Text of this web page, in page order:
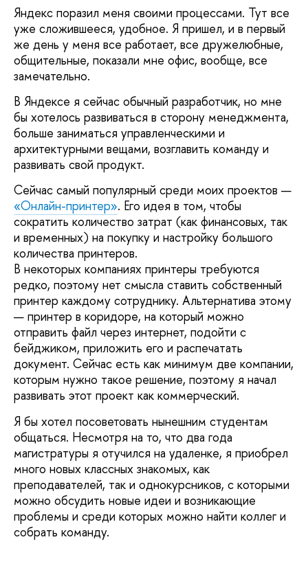
Яндекс поразил меня своими процессами. Тут все
уже сложившееся, удобное. Я пришел, и в первый
же день у меня все работает, все дружелюбные,
общительные, показали мне офис, вообще, все
замечательно.
В Яндексе я сейчас обычный разработчик, но мне
бы хотелось развиваться в сторону менеджмента,
больше заниматься управленческими и
архитектурными вещами, возглавить команду и
развивать свой продукт.
Сейчас самый популярный среди моих проектов —
«Онлайн-принтер». Его идея в том, чтобы
сократить количество затрат (как финансовых, так
и временных) на покупку и настройку большого
количества принтеров.
В некоторых компаниях принтеры требуются
редко, поэтому нет смысла ставить собственный
принтер каждому сотруднику. Альтернатива этому
— принтер в коридоре, на который можно
отправить файл через интернет, подойти с
бейджиком, приложить его и распечатать
документ. Сейчас есть как минимум две компании,
которым нужно такое решение, поэтому я начал
развивать этот проект как коммерческий.
Я бы хотел посоветовать нынешним студентам
общаться. Несмотря на то, что два года
магистратуры я отучился на удаленке, я приобрел
много новых классных знакомых, как
преподавателей, так и однокурсников, с которыми
можно обсудить новые идеи и возникающие
проблемы и среди которых можно найти коллег и
собрать команду.